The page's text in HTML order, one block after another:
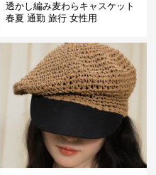
透かし編み麦わらキャスケット
春夏 通勤 旅行 女性用